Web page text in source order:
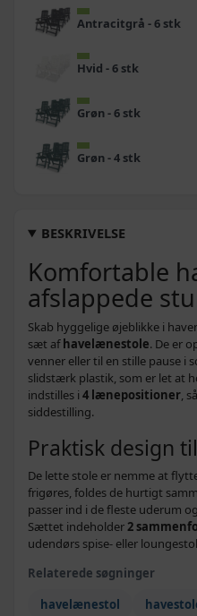
BESKRIVELSE
Komfortable
afslappede
Skab hyggelige øjeblikke i
sæt afhavelænestole. De er
venner eller til en stille pause i
slidstærk plastik, som er let at
indstilles i 4 lænepositioner,
siddestilling.
Praktisk design
De lette stole er nemme at
frigøres, foldes de hurtigt
passer ind i de fleste uderum
Sættet indeholder2
udendørs spise- eller
Relaterede søgninger
havelænestol
Antracitgrå - 6 stk
Hvid - 6 stk
Grøn - 6 stk
Grøn - 4 stk